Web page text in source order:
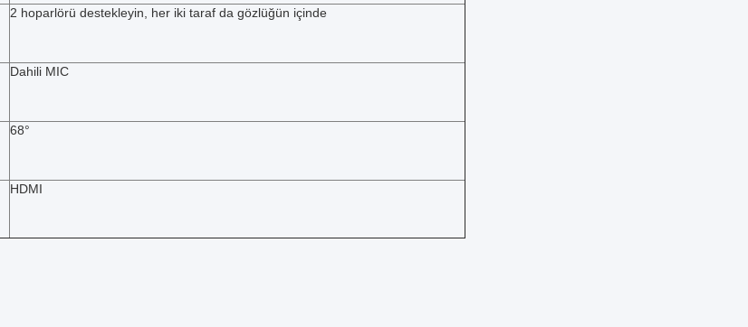
2 hoparlörü destekleyin, her iki taraf da gözlüğün içinde
Dahili MIC
68°
HDMI